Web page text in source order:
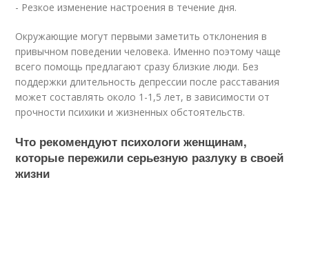
- Резкое изменение настроения в течение дня.
Окружающие могут первыми заметить отклонения в
привычном поведении человека. Именно поэтому чаще
всего помощь предлагают сразу близкие люди. Без
поддержки длительность депрессии после расставания
может составлять около 1-1,5 лет, в зависимости от
прочности психики и жизненных обстоятельств.
Что рекомендуют психологи женщинам,
которые пережили серьезную разлуку в своей
жизни